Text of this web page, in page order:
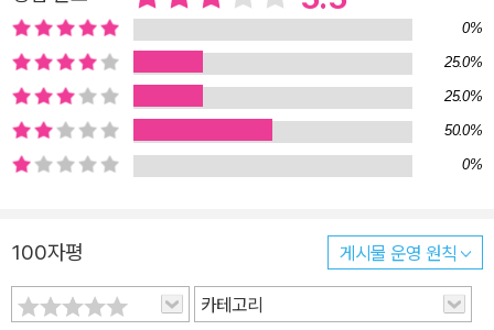
0%
25.0%
25.0%
50.0%
0%
100자평 게시물 운영 원칙
카테고리